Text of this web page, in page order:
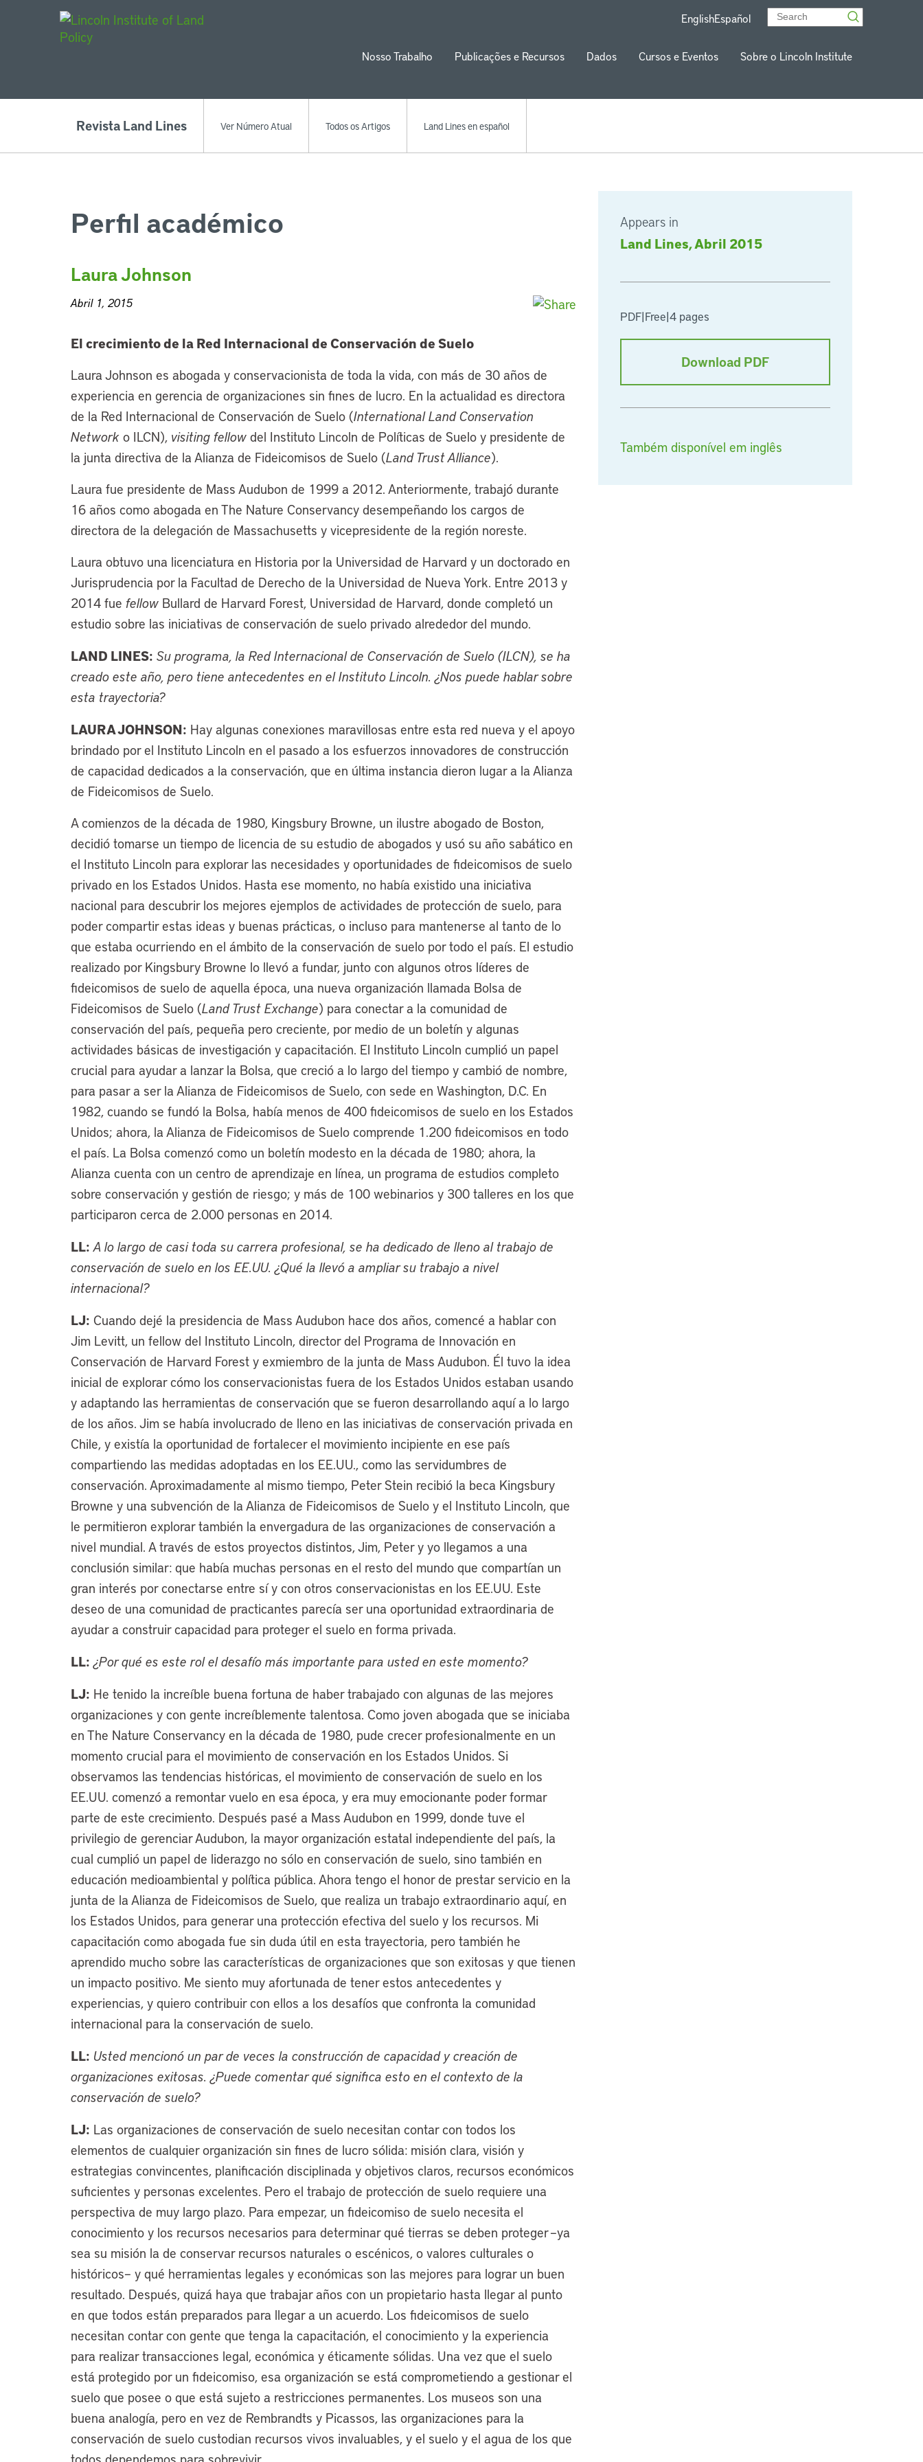
EnglishEspañol
Nosso Trabalho Publicações e Recursos Dados Cursos e Eventos Sobre o Lincoln Institute
Revista Land Lines Ver Número Atual Todos os Artigos Land Lines en español
Appears in
Land Lines, Abril 2015
PDF|Free|4 pages
Download PDF
Também disponível em inglês
Perfil académico
Laura Johnson
Abril 1, 2015
El crecimiento de la Red Internacional de Conservación de Suelo
Laura Johnson es abogada y conservacionista de toda la vida, con más de 30 años de
experiencia en gerencia de organizaciones sin fines de lucro. En la actualidad es directora
de la Red Internacional de Conservación de Suelo (International Land Conservation
Network o ILCN), visiting fellow del Instituto Lincoln de Políticas de Suelo y presidente de
la junta directiva de la Alianza de Fideicomisos de Suelo (Land Trust Alliance).
Laura fue presidente de Mass Audubon de 1999 a 2012. Anteriormente, trabajó durante
16 años como abogada en The Nature Conservancy desempeñando los cargos de
directora de la delegación de Massachusetts y vicepresidente de la región noreste.
Laura obtuvo una licenciatura en Historia por la Universidad de Harvard y un doctorado en
Jurisprudencia por la Facultad de Derecho de la Universidad de Nueva York. Entre 2013 y
2014 fue fellow Bullard de Harvard Forest, Universidad de Harvard, donde completó un
estudio sobre las iniciativas de conservación de suelo privado alrededor del mundo.
LAND LINES: Su programa, la Red Internacional de Conservación de Suelo (ILCN), se ha
creado este año, pero tiene antecedentes en el Instituto Lincoln. ¿Nos puede hablar sobre
esta trayectoria?
LAURA JOHNSON: Hay algunas conexiones maravillosas entre esta red nueva y el apoyo
brindado por el Instituto Lincoln en el pasado a los esfuerzos innovadores de construcción
de capacidad dedicados a la conservación, que en última instancia dieron lugar a la Alianza
de Fideicomisos de Suelo.
A comienzos de la década de 1980, Kingsbury Browne, un ilustre abogado de Boston,
decidió tomarse un tiempo de licencia de su estudio de abogados y usó su año sabático en
el Instituto Lincoln para explorar las necesidades y oportunidades de fideicomisos de suelo
privado en los Estados Unidos. Hasta ese momento, no había existido una iniciativa
nacional para descubrir los mejores ejemplos de actividades de protección de suelo, para
poder compartir estas ideas y buenas prácticas, o incluso para mantenerse al tanto de lo
que estaba ocurriendo en el ámbito de la conservación de suelo por todo el país. El estudio
realizado por Kingsbury Browne lo llevó a fundar, junto con algunos otros líderes de
fideicomisos de suelo de aquella época, una nueva organización llamada Bolsa de
Fideicomisos de Suelo (Land Trust Exchange) para conectar a la comunidad de
conservación del país, pequeña pero creciente, por medio de un boletín y algunas
actividades básicas de investigación y capacitación. El Instituto Lincoln cumplió un papel
crucial para ayudar a lanzar la Bolsa, que creció a lo largo del tiempo y cambió de nombre,
para pasar a ser la Alianza de Fideicomisos de Suelo, con sede en Washington, D.C. En
1982, cuando se fundó la Bolsa, había menos de 400 fideicomisos de suelo en los Estados
Unidos; ahora, la Alianza de Fideicomisos de Suelo comprende 1.200 fideicomisos en todo
el país. La Bolsa comenzó como un boletín modesto en la década de 1980; ahora, la
Alianza cuenta con un centro de aprendizaje en línea, un programa de estudios completo
sobre conservación y gestión de riesgo; y más de 100 webinarios y 300 talleres en los que
participaron cerca de 2.000 personas en 2014.
LL: A lo largo de casi toda su carrera profesional, se ha dedicado de lleno al trabajo de
conservación de suelo en los EE.UU. ¿Qué la llevó a ampliar su trabajo a nivel
internacional?
LJ: Cuando dejé la presidencia de Mass Audubon hace dos años, comencé a hablar con
Jim Levitt, un fellow del Instituto Lincoln, director del Programa de Innovación en
Conservación de Harvard Forest y exmiembro de la junta de Mass Audubon. Él tuvo la idea
inicial de explorar cómo los conservacionistas fuera de los Estados Unidos estaban usando
y adaptando las herramientas de conservación que se fueron desarrollando aquí a lo largo
de los años. Jim se había involucrado de lleno en las iniciativas de conservación privada en
Chile, y existía la oportunidad de fortalecer el movimiento incipiente en ese país
compartiendo las medidas adoptadas en los EE.UU., como las servidumbres de
conservación. Aproximadamente al mismo tiempo, Peter Stein recibió la beca Kingsbury
Browne y una subvención de la Alianza de Fideicomisos de Suelo y el Instituto Lincoln, que
le permitieron explorar también la envergadura de las organizaciones de conservación a
nivel mundial. A través de estos proyectos distintos, Jim, Peter y yo llegamos a una
conclusión similar: que había muchas personas en el resto del mundo que compartían un
gran interés por conectarse entre sí y con otros conservacionistas en los EE.UU. Este
deseo de una comunidad de practicantes parecía ser una oportunidad extraordinaria de
ayudar a construir capacidad para proteger el suelo en forma privada.
LL: ¿Por qué es este rol el desafío más importante para usted en este momento?
LJ: He tenido la increíble buena fortuna de haber trabajado con algunas de las mejores
organizaciones y con gente increíblemente talentosa. Como joven abogada que se iniciaba
en The Nature Conservancy en la década de 1980, pude crecer profesionalmente en un
momento crucial para el movimiento de conservación en los Estados Unidos. Si
observamos las tendencias históricas, el movimiento de conservación de suelo en los
EE.UU. comenzó a remontar vuelo en esa época, y era muy emocionante poder formar
parte de este crecimiento. Después pasé a Mass Audubon en 1999, donde tuve el
privilegio de gerenciar Audubon, la mayor organización estatal independiente del país, la
cual cumplió un papel de liderazgo no sólo en conservación de suelo, sino también en
educación medioambiental y política pública. Ahora tengo el honor de prestar servicio en la
junta de la Alianza de Fideicomisos de Suelo, que realiza un trabajo extraordinario aquí, en
los Estados Unidos, para generar una protección efectiva del suelo y los recursos. Mi
capacitación como abogada fue sin duda útil en esta trayectoria, pero también he
aprendido mucho sobre las características de organizaciones que son exitosas y que tienen
un impacto positivo. Me siento muy afortunada de tener estos antecedentes y
experiencias, y quiero contribuir con ellos a los desafíos que confronta la comunidad
internacional para la conservación de suelo.
LL: Usted mencionó un par de veces la construcción de capacidad y creación de
organizaciones exitosas. ¿Puede comentar qué significa esto en el contexto de la
conservación de suelo?
LJ: Las organizaciones de conservación de suelo necesitan contar con todos los
elementos de cualquier organización sin fines de lucro sólida: misión clara, visión y
estrategias convincentes, planificación disciplinada y objetivos claros, recursos económicos
suficientes y personas excelentes. Pero el trabajo de protección de suelo requiere una
perspectiva de muy largo plazo. Para empezar, un fideicomiso de suelo necesita el
conocimiento y los recursos necesarios para determinar qué tierras se deben proteger –ya
sea su misión la de conservar recursos naturales o escénicos, o valores culturales o
históricos– y qué herramientas legales y económicas son las mejores para lograr un buen
resultado. Después, quizá haya que trabajar años con un propietario hasta llegar al punto
en que todos están preparados para llegar a un acuerdo. Los fideicomisos de suelo
necesitan contar con gente que tenga la capacitación, el conocimiento y la experiencia
para realizar transacciones legal, económica y éticamente sólidas. Una vez que el suelo
está protegido por un fideicomiso, esa organización se está comprometiendo a gestionar el
suelo que posee o que está sujeto a restricciones permanentes. Los museos son una
buena analogía, pero en vez de Rembrandts y Picassos, las organizaciones para la
conservación de suelo custodian recursos vivos invaluables, y el suelo y el agua de los que